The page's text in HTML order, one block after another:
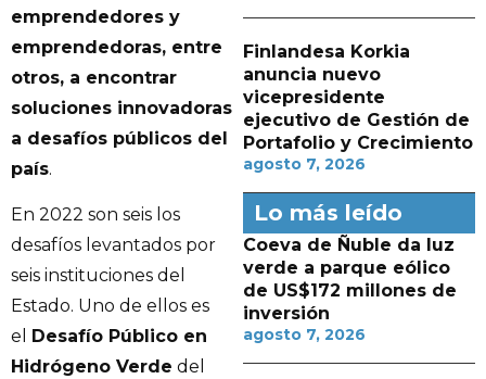
emprendedores y
emprendedoras, entre
otros, a encontrar
soluciones innovadoras
a desafíos públicos del
país.
En 2022 son seis los
desafíos levantados por
seis instituciones del
Estado. Uno de ellos es
el
Desafío Público en
Hidrógeno Verde del
Finlandesa Korkia
anuncia nuevo
vicepresidente
ejecutivo de Gestión de
Portafolio y Crecimiento
agosto 7, 2026
Lo más leído
Coeva de Ñuble da luz
verde a parque eólico
de US$172 millones de
inversión
agosto 7, 2026